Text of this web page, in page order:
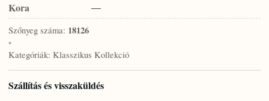
Kora —
Szőnyeg száma: 18126
•
Kategóriák: Klasszikus Kollekció
Szállítás és visszaküldés